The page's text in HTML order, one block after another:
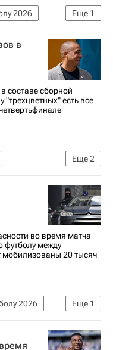
Еще 1
2026
в
составе сборной
есть все
Еще2
во время матча
футболу между
20 тысяч
Еще 1
2026